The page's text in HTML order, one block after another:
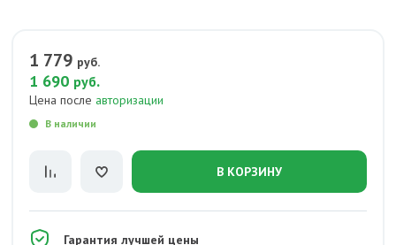
1 779 руб.
1 690 руб.
Цена после авторизации
В наличии
В КОРЗИНУ
Гарантия лучшей цены